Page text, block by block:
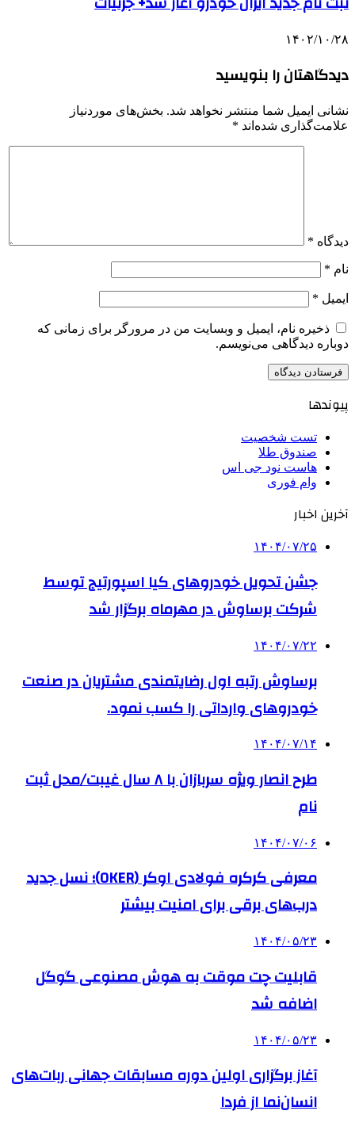
۱۴۰۲/۱۰/۲۸
دیدگاهتان را بنویسید
نشانی ایمیل شما منتشر نخواهد شد. بخش‌های موردنیاز
علامت‌گذاری شده‌اند *
دیدگاه *
نام *
ایمیل *
ذخیره نام، ایمیل و وبسایت من در مرورگر برای زمانی که
دوباره دیدگاهی می‌نویسم.
پیوندها
تست شخصیت
صندوق طلا
هاست نود جی اس
وام فوری
آخرین اخبار
۱۴۰۴/۰۷/۲۵
جشن تحویل خودروهای کیا اسپورتیج توسط
شرکت برساوش در مهرماه برگزار شد
۱۴۰۴/۰۷/۲۲
برساوش رتبه اول رضایتمندی مشتریان در صنعت
خودروهای وارداتی را کسب نمود.
۱۴۰۴/۰۷/۱۴
طرح انصار ویژه سربازان با ۸ سال غیبت/محل ثبت
نام
۱۴۰۴/۰۷/۰۶
معرفی کرکره فولادی اوکر (OKER)؛ نسل جدید
درب‌های برقی برای امنیت بیشتر
۱۴۰۴/۰۵/۲۳
قابلیت چت موقت به هوش مصنوعی گوگل
اضافه شد
۱۴۰۴/۰۵/۲۳
آغاز برگزاری اولین دوره مسابقات جهانی ربات‌های
انسان‌نما از فردا